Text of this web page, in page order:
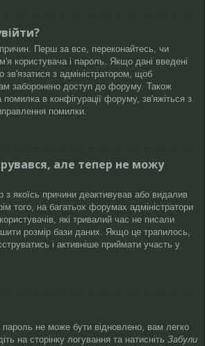
Перш за все, переконайтесь, чи
користувача і пароль. Якщо дані введені
зв'язатися з адміністратором, щоб
заборонено доступ до форуму. Також
в конфігурації форуму, зв'яжіться з
помилки.
але тепер не можу
з якоїсь причини деактивував або видалив
того, на багатьох форумах адміністратори
які тривалий час не писали
розмір бази даних. Якщо це трапилось,
і активніше приймати участь у
не може бути відновлено, вам легко
на сторінку логування та натисніть Забули